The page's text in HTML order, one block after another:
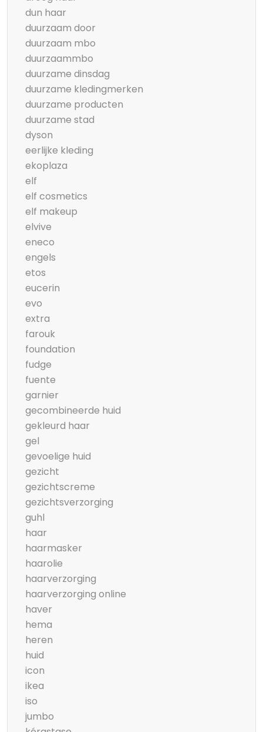
dun haar
duurzaam door
duurzaam mbo
duurzaammbo
duurzame dinsdag
duurzame kledingmerken
duurzame producten
duurzame stad
dyson
eerlijke kleding
ekoplaza
elf
elf cosmetics
elf makeup
elvive
eneco
engels
etos
eucerin
evo
extra
farouk
foundation
fudge
fuente
garnier
gecombineerde huid
gekleurd haar
gel
gevoelige huid
gezicht
gezichtscreme
gezichtsverzorging
guhl
haar
haarmasker
haarolie
haarverzorging
haarverzorging online
haver
hema
heren
huid
icon
ikea
iso
jumbo